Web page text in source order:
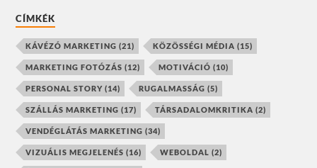
CÍMKÉK
KÁVÉZÓ MARKETING (21) KÖZÖSSÉGI MÉDIA (15)
MARKETING FOTÓZÁS (12) MOTIVÁCIÓ (10)
PERSONAL STORY (14) RUGALMASSÁG (5)
SZÁLLÁS MARKETING (17) TÁRSADALOMKRITIKA (2)
VENDÉGLÁTÁS MARKETING (34)
VIZUÁLIS MEGJELENÉS (16) WEBOLDAL (2)